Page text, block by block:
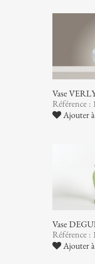
Vase
Référence :
Ajouter
Vase
Référence :
Ajouter